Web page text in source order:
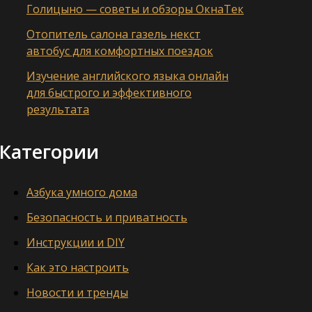
Голицыно — советы и обзоры ОкнаТек
Отопитель салона газель некст
автобус для комфортных поездок
Изучение английского языка онлайн
для быстрого и эффективного
результата
Категории
Азбука умного дома
Безопасность и приватность
Инструкции и DIY
Как это настроить
Новости и тренды